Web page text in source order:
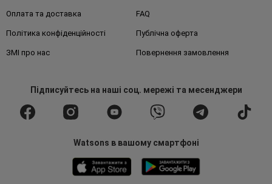
Оплата та доставка FAQ
Політика конфіденційності Публічна оферта
ЗМІ про нас Повернення замовлення
Підписуйтесьна наші соц. мережі та месенджери
Watsons в вашому смартфоні